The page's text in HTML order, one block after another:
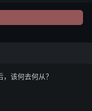
该何去何从？